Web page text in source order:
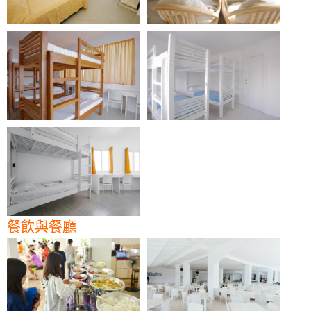
餐飲與餐廳